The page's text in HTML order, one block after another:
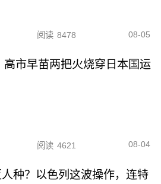
阅读 8478 08-05
市早苗两把火烧穿日本国运
阅读 4621 08-04
人种？以色列这波操作，连特